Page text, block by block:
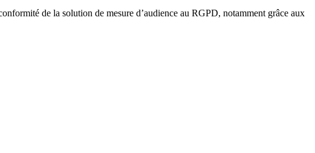
de la solution de mesure d’audience au RGPD, notamment grâce aux